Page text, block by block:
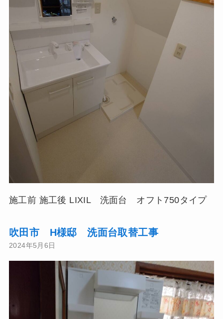
施工前 施工後 LIXIL 洗面台 オフト750タイプ
吹田市 H様邸 洗面台取替工事
2024年5月6日